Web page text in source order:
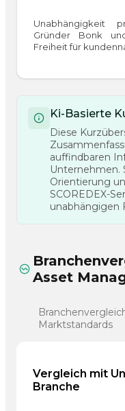
Unabhängigkeit
Gründer Bonk
Freiheit für
Ki-Basierte
Diese
auffindbaren
Unternehmen.
Orientierung
SCOREDEX-
unabhängigen
Asset
Marktstandards
Vergleich mit
Branche